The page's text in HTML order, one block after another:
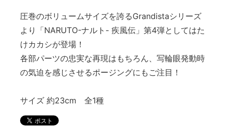
圧巻のボリュームサイズを誇るGrandistaシリーズ
より「NARUTO-ナルト- 疾風伝」第4弾としてはた
けカカシが登場！
各部パーツの忠実な再現はもちろん、写輪眼発動時
の気迫を感じさせるポージングにもご注目！
サイズ 約23cm 全1種